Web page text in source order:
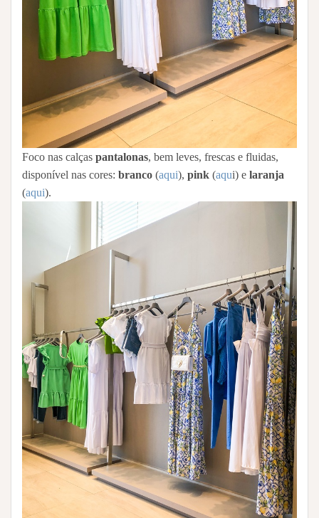
Foco nas calças pantalonas, bem leves, frescas e fluidas,
disponível nas cores: branco (aqui), pink (aqui) e laranja
(aqui).